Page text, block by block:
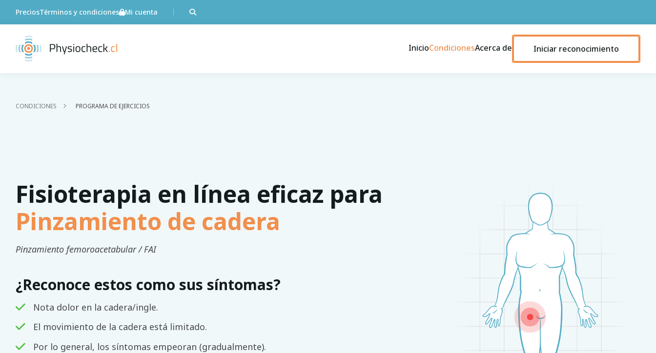
PreciosTérminos y condiciones Mi cuenta
InicioCondicionesAcerca de Iniciar reconocimiento
CONDICIONES PROGRAMA DE EJERCICIOS
Fisioterapia en línea eficaz para
Pinzamiento de cadera
Pinzamiento femoroacetabular / FAI
¿Reconoce estos como sus síntomas?
Nota dolor en la cadera/ingle.
El movimiento de la cadera está limitado.
Por lo general, los síntomas empeoran (gradualmente).